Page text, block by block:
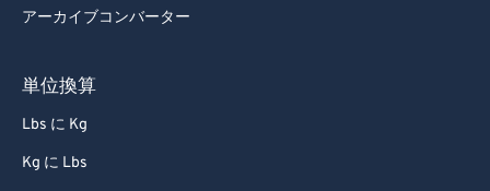
アーカイブコンバーター
単位換算
Lbs に Kg
Kg に Lbs